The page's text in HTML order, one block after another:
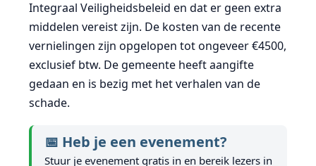
Integraal Veiligheidsbeleid en dat er geen extra
middelen vereist zijn. De kosten van de recente
vernielingen zijn opgelopen tot ongeveer €4500,
exclusief btw. De gemeente heeft aangifte
gedaan en is bezig met het verhalen van de
schade.
📅 Heb je een evenement?
Stuur je evenement gratis in en bereik lezers in